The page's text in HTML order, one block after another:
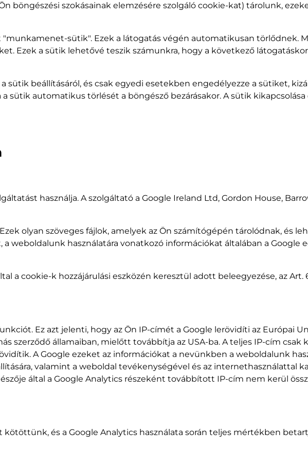
böngészési szokásainak elemzésére szolgáló cookie-kat) tárolunk,
sütik". Ezek a látogatás végén automatikusan törlődnek.
Ezek a sütik lehetővé teszik számunkra, hogy a következő
sütik beállításáról, és csak egyedi esetekben engedélyezze a sütiket,
sütik automatikus törlését a böngésző bezárásakor. A sütik
használja. A szolgáltató a Google Ireland Ltd, Gordon House,
olyan szöveges fájlok, amelyek az Ön számítógépén tárolódnak, és
weboldalunk használatára vonatkozó információkat általában a Google
a cookie-k hozzájárulási eszközén keresztül adott beleegyezése, az Art.
Ez azt jelenti, hogy az Ön IP-címét a Google lerövidíti az Európai
szerződő államaiban, mielőtt továbbítja az USA-ba. A teljes IP-cím
A Google ezeket az információkat a nevünkben a weboldalunk
valamint a weboldal tevékenységével és az internethasználattal
által a Google Analytics részeként továbbított IP-cím nem kerül
kötöttünk, és a Google Analytics használata során teljes mértékben